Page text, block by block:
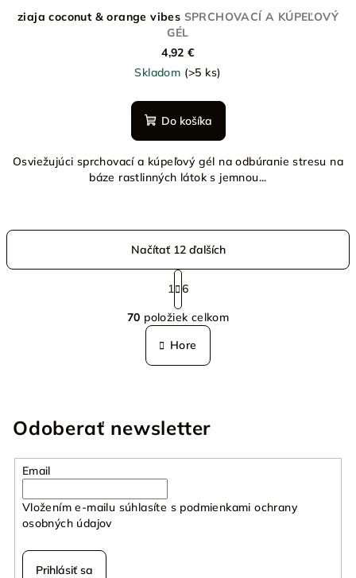
ziaja coconut & orange vibes SPRCHOVACÍ A KÚPEĽOVÝ
GÉL
4,92 €
Skladom (>5 ks)
Do košíka
Osviežujúci sprchovací a kúpeľový gél na odbúranie stresu na
báze rastlinných látok s jemnou...
O
v
l
á
i
v
Načítať 12 ďalších
S
t
r
á
n
k
o
i
e
1 6
70 položiek celkom
Hore
Odoberať newsletter
Email
Vložením e-mailu súhlasíte s podmienkami ochrany
osobných údajov
Prihlásiť sa